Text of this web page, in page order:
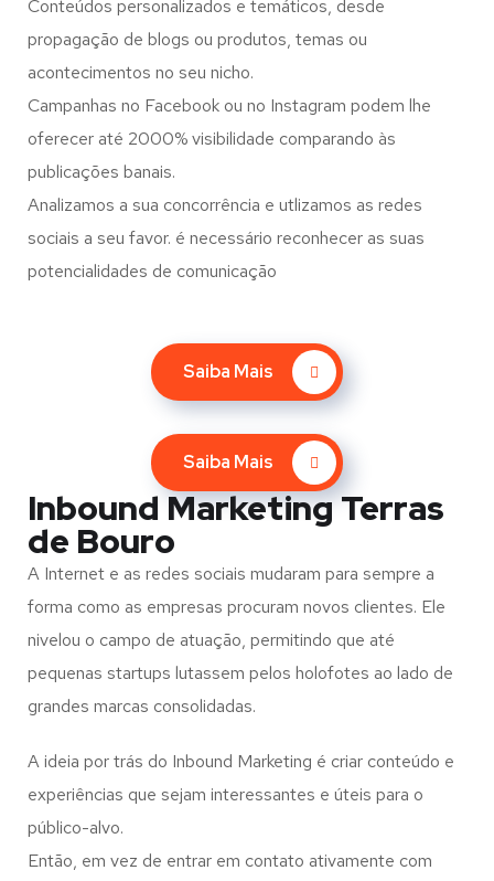
Conteúdos personalizados e temáticos, desde
propagação de blogs ou produtos, temas ou
acontecimentos no seu nicho.
Campanhas no Facebook ou no Instagram podem lhe
oferecer até 2000% visibilidade comparando às
publicações banais.
Analizamos a sua concorrência e utlizamos as redes
sociais a seu favor. é necessário reconhecer as suas
potencialidades de comunicação
Saiba Mais
Saiba Mais
Inbound Marketing Terras
de Bouro
A Internet e as redes sociais mudaram para sempre a
forma como as empresas procuram novos clientes. Ele
nivelou o campo de atuação, permitindo que até
pequenas startups lutassem pelos holofotes ao lado de
grandes marcas consolidadas.
A ideia por trás do Inbound Marketing é criar conteúdo e
experiências que sejam interessantes e úteis para o
público-alvo.
Então, em vez de entrar em contato ativamente com